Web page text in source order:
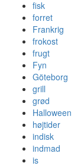
fisk
forret
Frankrig
frokost
frugt
Fyn
Göteborg
grill
grød
Halloween
højtider
indisk
indmad
is